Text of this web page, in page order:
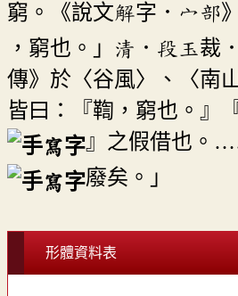
窮。《說文解字．宀部
，窮也。」清．段玉裁
傳》於〈谷風〉、〈南
皆曰：『鞫，窮也。』
』之假借也。
廢矣。」
形體資料表